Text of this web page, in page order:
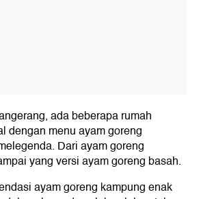
ada beberapa rumah
dengan menu ayam goreng
Dari ayam goreng
yang versi ayam goreng basah.
ayam goreng kampung enak